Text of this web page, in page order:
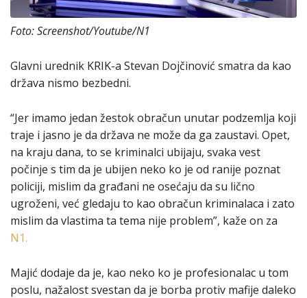
Foto: Screenshot/Youtube/N1
Glavni urednik KRIK-a Stevan Dojčinović smatra da kao
država nismo bezbedni.
“Jer imamo jedan žestok obračun unutar podzemlja koji
traje i jasno je da država ne može da ga zaustavi. Opet,
na kraju dana, to se kriminalci ubijaju, svaka vest
počinje s tim da je ubijen neko ko je od ranije poznat
policiji, mislim da građani ne osećaju da su lično
ugroženi, već gledaju to kao obračun kriminalaca i zato
mislim da vlastima ta tema nije problem”, kaže on za
N1.
Majić dodaje da je, kao neko ko je profesionalac u tom
poslu, nažalost svestan da je borba protiv mafije daleko